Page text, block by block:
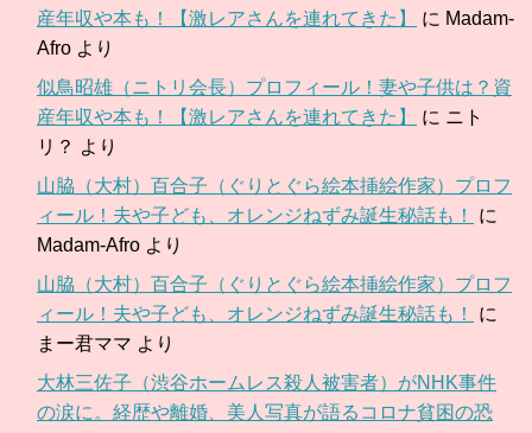
産年収や本も！【激レアさんを連れてきた】
に Madam-
Afro より
似鳥昭雄（ニトリ会長）プロフィール！妻や子供は？資
産年収や本も！【激レアさんを連れてきた】
に ニト
リ？ より
山脇（大村）百合子（ぐりとぐら絵本挿絵作家）プロフ
ィール！夫や子ども、オレンジねずみ誕生秘話も！
に
Madam-Afro より
山脇（大村）百合子（ぐりとぐら絵本挿絵作家）プロフ
ィール！夫や子ども、オレンジねずみ誕生秘話も！
に
まー君ママ より
大林三佐子（渋谷ホームレス殺人被害者）がNHK事件
の涙に。経歴や離婚、美人写真が語るコロナ貧困の恐